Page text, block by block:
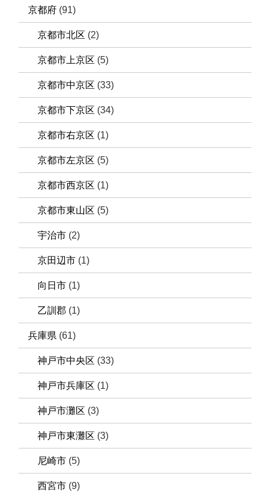
京都府 (91)
京都市北区 (2)
京都市上京区 (5)
京都市中京区 (33)
京都市下京区 (34)
京都市右京区 (1)
京都市左京区 (5)
京都市西京区 (1)
京都市東山区 (5)
宇治市 (2)
京田辺市 (1)
向日市 (1)
乙訓郡 (1)
兵庫県 (61)
神戸市中央区 (33)
神戸市兵庫区 (1)
神戸市灘区 (3)
神戸市東灘区 (3)
尼崎市 (5)
西宮市 (9)